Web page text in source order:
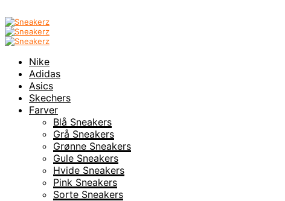
Nike
Adidas
Asics
Skechers
Farver
Blå Sneakers
Grå Sneakers
Grønne Sneakers
Gule Sneakers
Hvide Sneakers
Pink Sneakers
Sorte Sneakers